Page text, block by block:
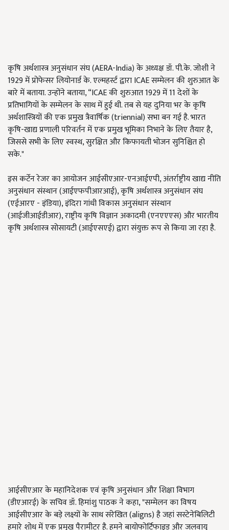
कृषि अर्थशास्त्र अनुसंधान संघ (AERA-India) के अध्यक्ष डॉ. पी.के. जोशी ने
1929 में प्रोफेसर लियोनार्ड के. एल्महर्स्ट द्वारा ICAE सम्मेलन की शुरुआत के
बारे में बताया. उन्होंने बताया, “ICAE की शुरुआत 1929 में 11 देशों के
प्रतिभागियों के सम्मेलन के साथ में हुई थी. तब से यह दुनिया भर के कृषि
अर्थशास्त्रियों की एक प्रमुख त्रैवार्षिक (triennial) सभा बन गई है. भारत
कृषि-खाद्य प्रणाली परिवर्तन में एक प्रमुख भूमिका निभाने के लिए तैयार है,
जिससे सभी के लिए स्वस्थ, सुरक्षित और किफायती भोजन सुनिश्चित हो
सके."
इस कर्टेन रेजर का आयोजन आईसीएआर-एनआईएपी, अंतर्राष्ट्रीय खाद्य नीति
अनुसंधान संस्थान (आईएफपीआरआई), कृषि अर्थशास्त्र अनुसंधान संघ
(एईआरए - इंडिया), इंदिरा गांधी विकास अनुसंधान संस्थान
(आईजीआईडीआर), राष्ट्रीय कृषि विज्ञान अकादमी (एनएएएस) और भारतीय
कृषि अर्थशास्त्र सोसायटी (आईएसएई) द्वारा संयुक्त रूप से किया जा रहा है.
आईसीएआर के महानिदेशक एवं कृषि अनुसंधान और शिक्षा विभाग
(डीएआरई) के सचिव डॉ. हिमांशु पाठक ने कहा, "सम्मेलन का विषय
आईसीएआर के बड़े लक्ष्यों के साथ संरेखित (aligns) है जहां सस्टेनेबिलिटी
हमारे शोध में एक प्रमुख पैरामीटर है. हमने बायोफोर्टिफाइड और जलवायु